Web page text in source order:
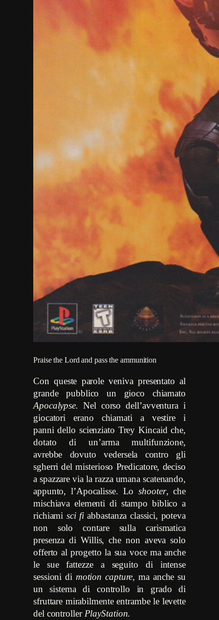
Praise the Lord and pass the ammunition
Con queste parole veniva presentato al
grande pubblico un gioco chiamato
Apocalypse. Nel corso dell’avventura i
giocatori erano chiamati a vestire i
panni dello scienziato Trey Kincaid che,
dotato di un’arma multifunzione,
avrebbe dovuto vedersela contro gli
sgherri del misterioso Predicatore, deciso
a spazzare via la razza umana scatenando,
appunto, l’Apocalisse. Loshooter, che
mischiava elementi di stampo biblico a
richiami sci fiabbastanza classici, poteva
non solo contare sulla carismatica
presenza di Willis, che non aveva solo
offerto al progetto la sua voce ma anche
le sue fattezze a seguito di intense
sessioni di motion capture, ma anche su
un sistema di controllo in grado di
sfruttare mirabilmente entrambe le levette
del controller PlayStation.